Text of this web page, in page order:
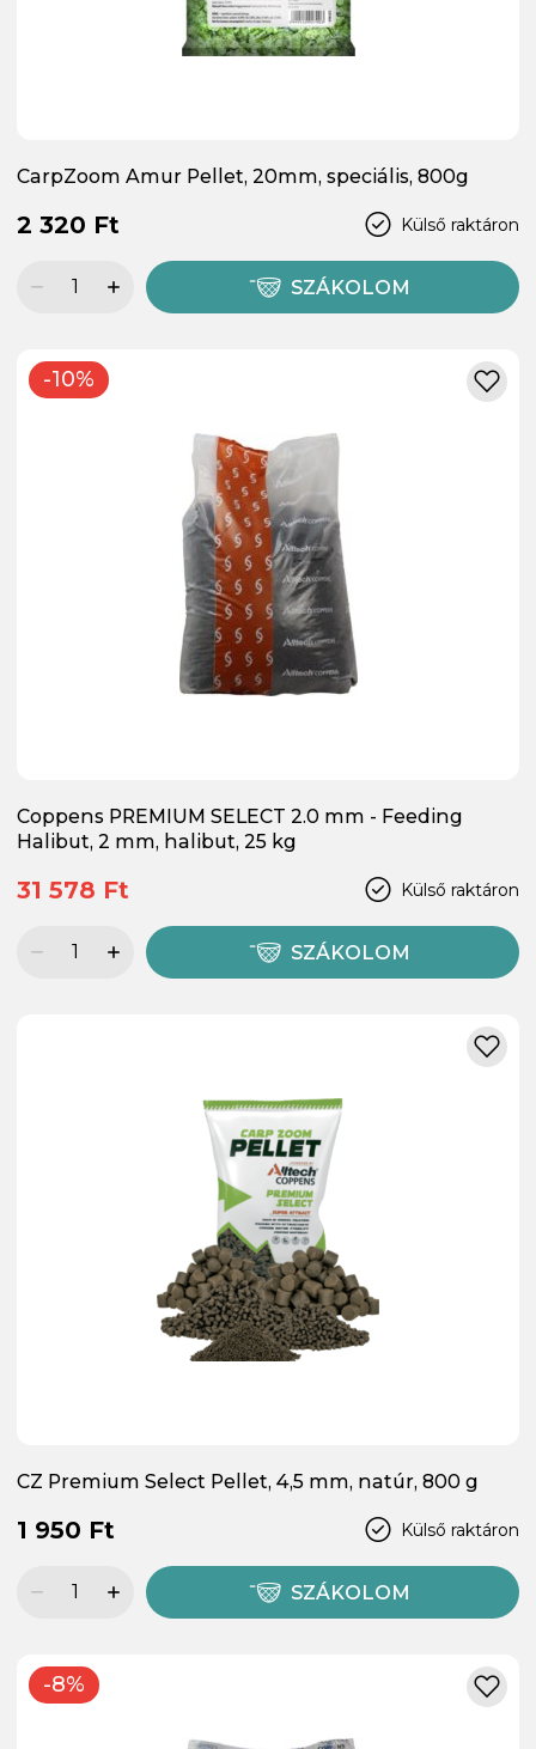
CarpZoom Amur Pellet, 20mm, speciális, 800g
Külső raktáron
2 320 Ft
SZÁKOLOM
-10%
Coppens PREMIUM SELECT 2.0 mm - Feeding
Halibut, 2 mm, halibut, 25 kg
Külső raktáron
31 578 Ft
SZÁKOLOM
CZ Premium Select Pellet, 4,5 mm, natúr, 800 g
Külső raktáron
1 950 Ft
SZÁKOLOM
-8%